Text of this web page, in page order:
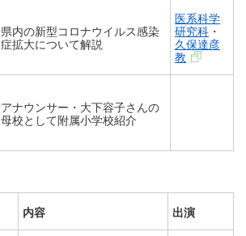
県内の新型コロナウイルス感染
症拡大について解説
医系科学
研究科 ・
久保達彦
教
アナウンサー・大下容子さんの
母校として附属小学校紹介
内容 出演